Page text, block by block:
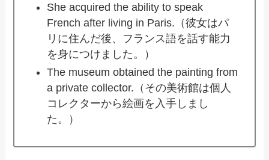
She acquired the ability to speak
French after living in Paris.（彼女はパ
リに住んだ後、フランス語を話す能力
を身につけました。）
The museum obtained the painting from
a private collector.（その美術館は個人
コレクターから絵画を入手しまし
た。）